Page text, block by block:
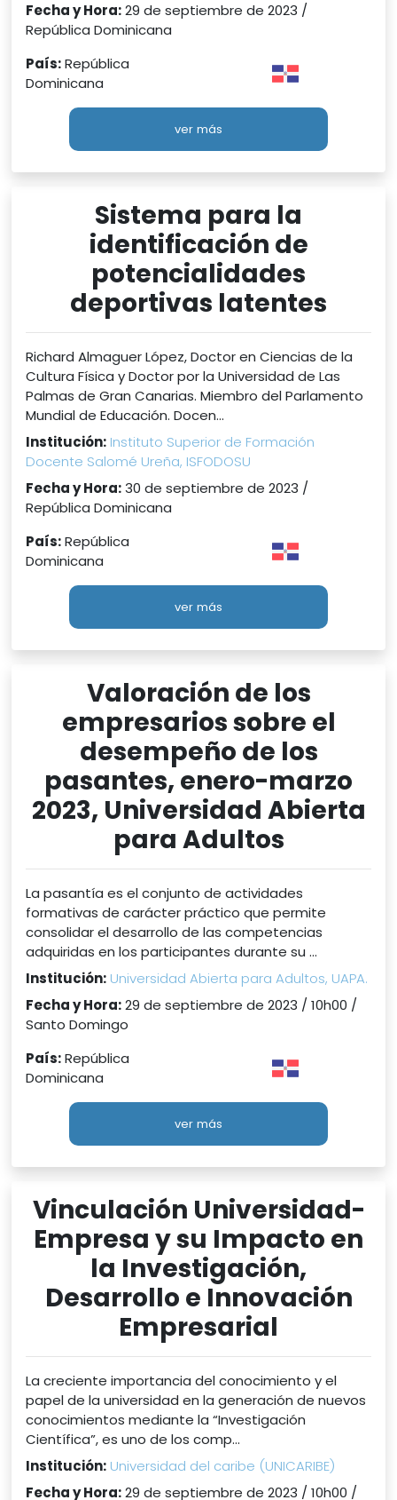
Fecha y Hora:29 de septiembre de 2023 /
República Dominicana
País:República
Dominicana
ver más
Sistema para la
identificación de
potencialidades
deportivas latentes
Richard Almaguer López, Doctor en Ciencias de la
Cultura Física y Doctor por la Universidad de Las
Palmas de Gran Canarias. Miembro del Parlamento
Mundial de Educación. Docen...
Institución: Instituto Superior de Formación
Docente Salomé Ureña, ISFODOSU
Fecha y Hora:30 de septiembre de 2023 /
República Dominicana
País:República
Dominicana
ver más
Valoración de los
empresarios sobre el
desempeño de los
pasantes, enero-marzo
2023, Universidad Abierta
para Adultos
La pasantía es el conjunto de actividades
formativas de carácter práctico que permite
consolidar el desarrollo de las competencias
adquiridas en los participantes durante su ...
Institución: Universidad Abierta para Adultos, UAPA.
Fecha y Hora:29 de septiembre de 2023 / 10h00 /
Santo Domingo
País:República
Dominicana
ver más
Vinculación Universidad-
Empresa y su Impacto en
la Investigación,
Desarrollo e Innovación
Empresarial
La creciente importancia del conocimiento y el
papel de la universidad en la generación de nuevos
conocimientos mediante la “Investigación
Científica”, es uno de los comp...
Institución: Universidad del caribe (UNICARIBE)
Fecha y Hora:29 de septiembre de 2023 / 10h00 /